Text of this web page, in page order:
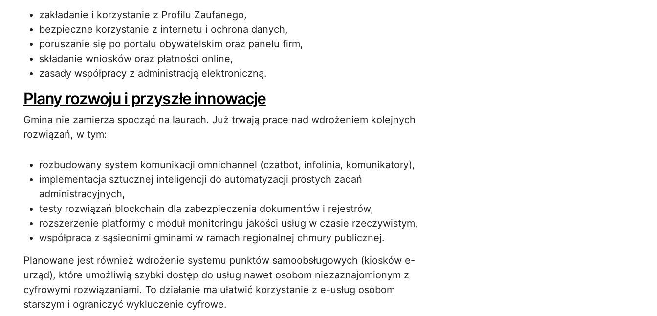
zakładanie i korzystanie z Profilu Zaufanego,
bezpieczne korzystanie z internetu i ochrona danych,
poruszanie się po portalu obywatelskim oraz panelu firm,
składanie wniosków oraz płatności online,
zasady współpracy z administracją elektroniczną.
Plany rozwoju i przyszłe innowacje
Gmina nie zamierza spocząć na laurach. Już trwają prace nad wdrożeniem kolejnych
rozwiązań, w tym:
rozbudowany system komunikacji omnichannel (czatbot, infolinia, komunikatory),
implementacja sztucznej inteligencji do automatyzacji prostych zadań
administracyjnych,
testy rozwiązań blockchain dla zabezpieczenia dokumentów i rejestrów,
rozszerzenie platformy o moduł monitoringu jakości usług w czasie rzeczywistym,
współpraca z sąsiednimi gminami w ramach regionalnej chmury publicznej.
Planowane jest również wdrożenie systemu punktów samoobsługowych (kiosków e-
urząd), które umożliwią szybki dostęp do usług nawet osobom niezaznajomionym z
cyfrowymi rozwiązaniami. To działanie ma ułatwić korzystanie z e-usług osobom
starszym i ograniczyć wykluczenie cyfrowe.